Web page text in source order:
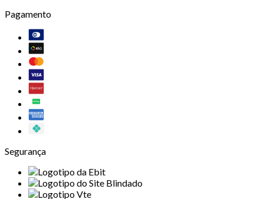
Pagamento
Segurança